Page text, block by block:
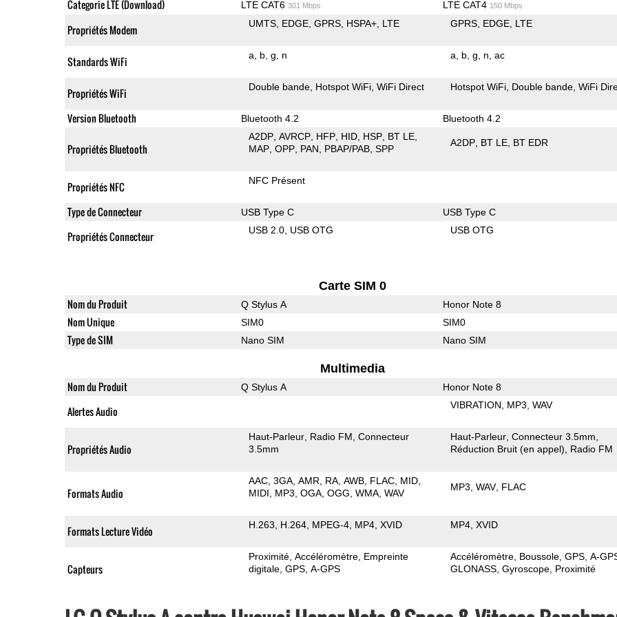
Categorie LTE (Download) LTE CAT6 301 Mbps LTE CAT4 150 Mbps
Propriétés Modem UMTS EDGE GPRS HSPA+ LTE GPRS EDGE LTE
Standards WiFi a b g n a b g n ac
Propriétés WiFi Double bande Hotspot WiFi WiFi Direct Hotspot WiFi Double bande WiFi
Version Bluetooth Bluetooth 4.2 Bluetooth 4.2
Propriétés Bluetooth
A2DP AVRCP HFP HID HSP BT LE
MAP OPP PAN PBAP/PAB SPP
A2DP BT LE BT EDR
Propriétés NFC NFC Présent
Type de Connecteur USB Type C USB Type C
Propriétés Connecteur USB 2.0 USB OTG USB OTG
Carte SIM 0
Nom du Produit Q Stylus A Honor Note 8
Nom Unique SIM0 SIM0
Type de SIM Nano SIM Nano SIM
Multimedia
Nom du Produit Q Stylus A Honor Note 8
Alertes Audio VIBRATION MP3 WAV
Propriétés Audio
Haut-Parleur Radio FM Connecteur
3.5mm
Haut-Parleur Connecteur 3.5mm
Réduction Bruit (en appel)
Radio FM
Formats Audio
AAC 3GA AMR RA AWB FLAC MID
MIDI
MP3 OGA OGG WMA WAV
MP3 WAV FLAC
Formats Lecture Vidéo H.263 H.264 MPEG-4 MP4 XVID MP4 XVID
Capteurs
Proximité Accéléromètre Empreinte
digitale GPS A-GPS
Accéléromètre Boussole GPS A-
GLONASS Gyroscope Proximité